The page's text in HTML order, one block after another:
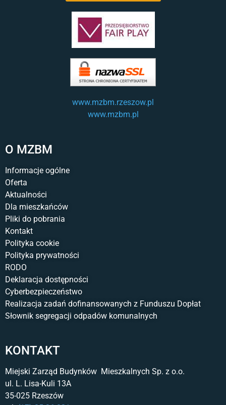
KONTAKT
Miejski Zarząd Budynków Mieszkalnych Sp. z o.o.
ul. L. Lisa-Kuli 13A
35-025 Rzeszów
O MZBM
Informacje ogólne
Oferta
Aktualności
Dla mieszkańców
Pliki do pobrania
Kontakt
Polityka cookie
Polityka prywatności
RODO
Deklaracja dostępności
Cyberbezpieczeństwo
Realizacja zadań dofinansowanych z Funduszu Dopłat
Słownik segregacji odpadów komunalnych
www.mzbm.rzeszow.pl
www.mzbm.pl